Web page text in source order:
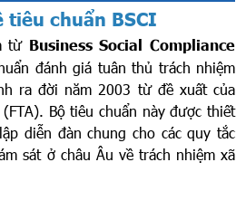
chuẩn BSCI
từ Business Social Compliance
đánh giá tuân thủ trách nhiệm
ra đời năm 2003 từ đề xuất của
Bộ tiêu chuẩn này được thiết
diễn đàn chung cho các quy tắc
sát ở châu Âu về trách nhiệm xã